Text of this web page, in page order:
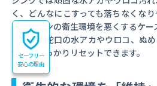
く、どんなにこすっても落ちなくな
てキッチンの衛生環境を悪くするケー
シンクや蛇口の水アカやウロコ、ぬ
かればしっかりリセットできます。
セーフリー
安心の理由